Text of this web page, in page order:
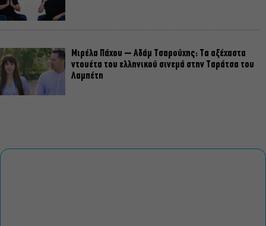
Μιρέλα Πάχου – Αδάμ Τσαρούχης: Τα αξέχαστα
ντουέτα του ελληνικού σινεμά στην Ταράτσα του
Λαμπέτη